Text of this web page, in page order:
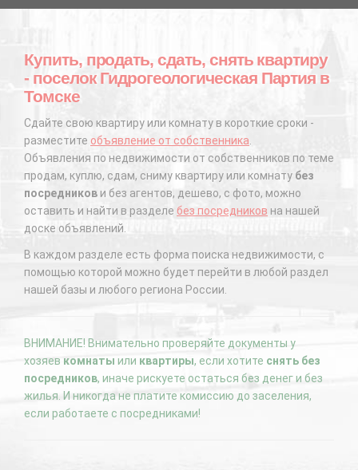
Купить, продать, сдать, снять квартиру
- поселок Гидрогеологическая Партия в
Томске
Сдайте свою квартиру или комнату в короткие сроки -
разместите объявление от собственника.
Объявления по недвижимости от собственников по теме
продам, куплю, сдам, сниму квартиру или комнату без
посредников и без агентов, дешево, с фото, можно
оставить и найти в разделе без посредников на нашей
доске объявлений.
В каждом разделе есть форма поиска недвижимости, с
помощью которой можно будет перейти в любой раздел
нашей базы и любого региона России.
ВНИМАНИЕ! Внимательно проверяйте документы у
хозяев комнаты или квартиры, если хотите снять без
посредников, иначе рискуете остаться без денег и без
жилья. И никогда не платите комиссию до заселения,
если работаете с посредниками!